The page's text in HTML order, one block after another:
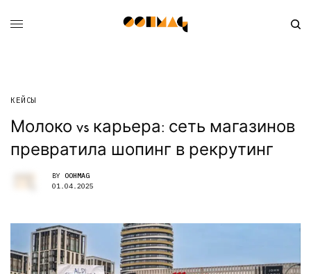
КЕЙСЫ
Молоко vs карьера: сеть магазинов
превратила шопинг в рекрутинг
BY OOHMAG
01.04.2025